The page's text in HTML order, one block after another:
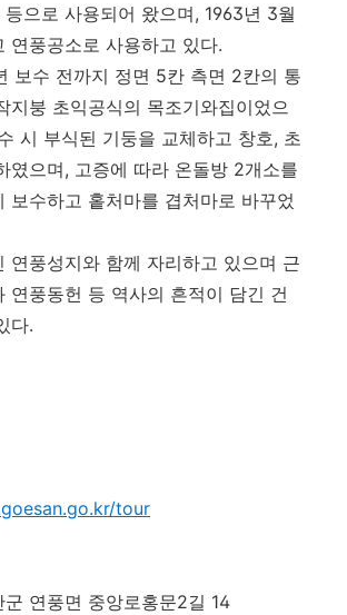
으로 사용되어 왔으며, 1963년 3월
연풍공소로 사용하고 있다.
보수 전까지 정면 5칸 측면 2칸의 통
지붕 초익공식의 목조기와집이었으
시 부식된 기둥을 교체하고 창호, 초
였으며, 고증에 따라 온돌방 2개소를
보수하고 홑처마를 겹처마로 바꾸었
연풍성지와 함께 자리하고 있으며 근
연풍동헌 등 역사의 흔적이 담긴 건
다.
tour
군 연풍면 중앙로홍문2길 14